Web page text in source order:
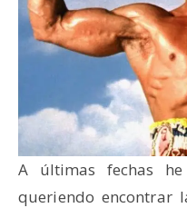
A últimas fechas
queriendo encontrar